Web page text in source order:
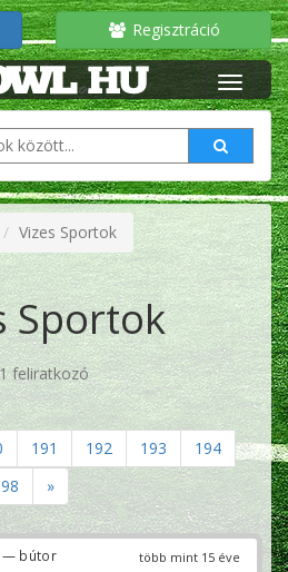
Regisztráció
Vizes Sportok
Sportok
feliratkozó
191 192 193
194
»
több mint 15 éve
— bútor